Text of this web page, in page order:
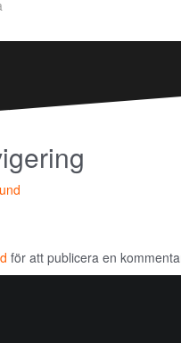
för att publicera en